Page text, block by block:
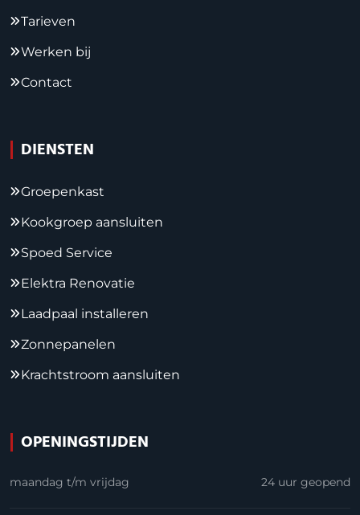
Tarieven
Werken bij
Contact
DIENSTEN
Groepenkast
Kookgroep aansluiten
Spoed Service
Elektra Renovatie
Laadpaal installeren
Zonnepanelen
Krachtstroom aansluiten
OPENINGSTIJDEN
maandag t/m vrijdag 24 uur geopend